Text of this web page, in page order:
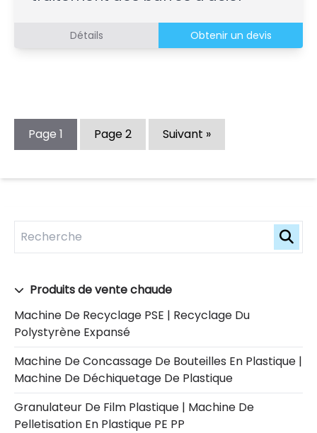
Produits de vente chaude
Machine De Recyclage PSE | Recyclage Du
Polystyrène Expansé
Machine De Concassage De Bouteilles En Plastique |
Machine De Déchiquetage De Plastique
Granulateur De Film Plastique | Machine De
Pelletisation En Plastique PE PP
Détails Obtenir un devis
Page 1 Page2 Suivant »